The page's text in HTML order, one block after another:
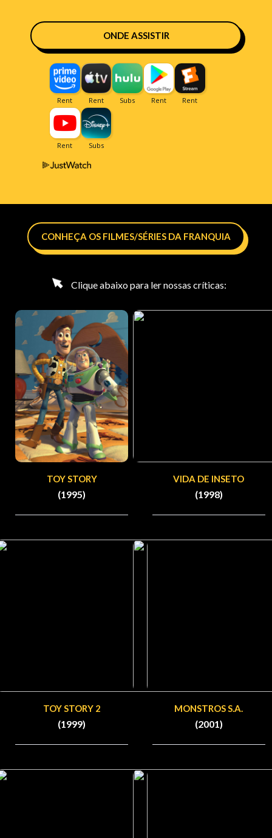
ONDE ASSISTIR
CONHEÇA OS FILMES/SÉRIES DA FRANQUIA
Clique abaixo para ler nossas críticas:
TOY STORY
(1995)
VIDA DE INSETO
(1998)
TOY STORY 2
(1999)
MONSTROS S.A.
(2001)